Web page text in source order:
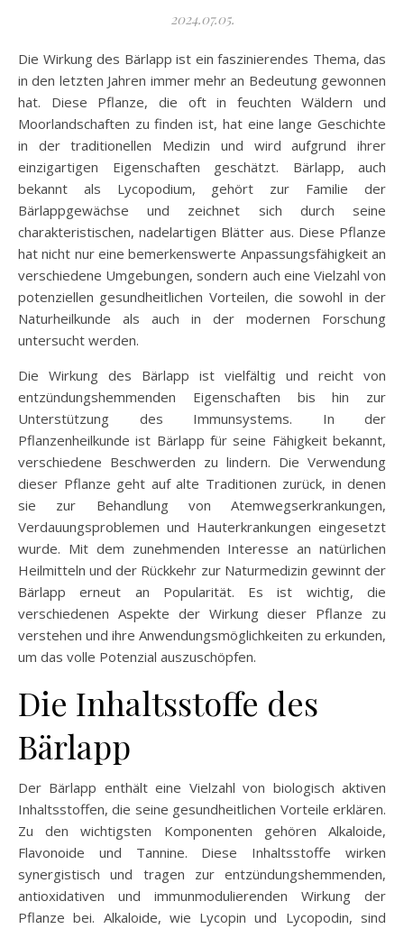
2024.07.05.
Die Wirkung des Bärlapp ist ein faszinierendes Thema, das
in den letzten Jahren immer mehr an Bedeutung gewonnen
hat. Diese Pflanze, die oft in feuchten Wäldern und
Moorlandschaften zu finden ist, hat eine lange Geschichte
in der traditionellen Medizin und wird aufgrund ihrer
einzigartigen Eigenschaften geschätzt. Bärlapp, auch
bekannt als Lycopodium, gehört zur Familie der
Bärlappgewächse und zeichnet sich durch seine
charakteristischen, nadelartigen Blätter aus. Diese Pflanze
hat nicht nur eine bemerkenswerte Anpassungsfähigkeit an
verschiedene Umgebungen, sondern auch eine Vielzahl von
potenziellen gesundheitlichen Vorteilen, die sowohl in der
Naturheilkunde als auch in der modernen Forschung
untersucht werden.
Die Wirkung des Bärlapp ist vielfältig und reicht von
entzündungshemmenden Eigenschaften bis hin zur
Unterstützung des Immunsystems. In der
Pflanzenheilkunde ist Bärlapp für seine Fähigkeit bekannt,
verschiedene Beschwerden zu lindern. Die Verwendung
dieser Pflanze geht auf alte Traditionen zurück, in denen
sie zur Behandlung von Atemwegserkrankungen,
Verdauungsproblemen und Hauterkrankungen eingesetzt
wurde. Mit dem zunehmenden Interesse an natürlichen
Heilmitteln und der Rückkehr zur Naturmedizin gewinnt der
Bärlapp erneut an Popularität. Es ist wichtig, die
verschiedenen Aspekte der Wirkung dieser Pflanze zu
verstehen und ihre Anwendungsmöglichkeiten zu erkunden,
um das volle Potenzial auszuschöpfen.
Die Inhaltsstoffe des
Bärlapp
Der Bärlapp enthält eine Vielzahl von biologisch aktiven
Inhaltsstoffen, die seine gesundheitlichen Vorteile erklären.
Zu den wichtigsten Komponenten gehören Alkaloide,
Flavonoide und Tannine. Diese Inhaltsstoffe wirken
synergistisch und tragen zur entzündungshemmenden,
antioxidativen und immunmodulierenden Wirkung der
Pflanze bei. Alkaloide, wie Lycopin und Lycopodin, sind